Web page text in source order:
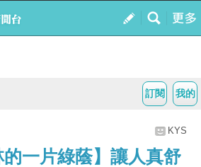
我的
訂閱
KYS
一片綠蔭】讓人真舒